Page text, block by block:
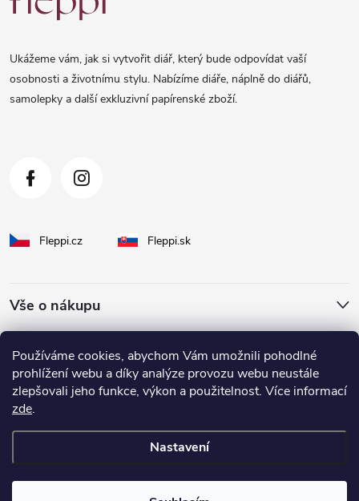
Používáme cookies, abychom Vám umožnili pohodlné
prohlížení webu a díky analýze provozu webu neustále
zlepšovali jeho funkce, výkon a použitelnost. Více informací
zde.
Nastavení
Ukážeme vám, jak si vytvořit diář, který bude odpovídat vaší
osobnosti a životnímu stylu. Nabízíme diáře, náplně do diářů,
samolepky a další exkluzivní papírenské zboží.
Fleppi.cz Fleppi.sk
Vše o nákupu
O Fleppi
Inspirace pro vás
Copyright 2026fleppi. Všechna práva vyhrazena.